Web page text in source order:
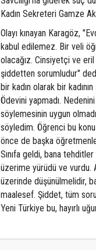
Kadın Sekreteri Gamze
Olayı kınayan Karagöz,
kabul edilemez. Bir veli
olacağız. Cinsiyetçi ve
şiddetten sorumludur"
bir kadın olarak bir
Ödevini yapmadı.
söylemesinin uygun
söyledim. Öğrenci bu
önce de başka
Sınıfa geldi, bana
üzerime yürüdü ve vurdu.
üzerinde düşünülmelidir,
maalesef. Şiddet, tüm
Yeni Türkiye bu, hayırlı